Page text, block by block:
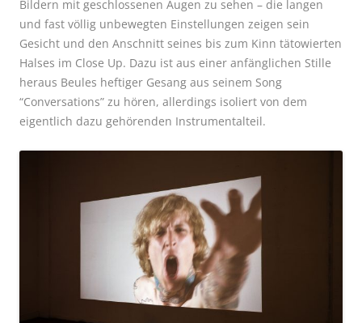
Bildern mit geschlossenen Augen zu sehen – die langen
und fast völlig unbewegten Einstellungen zeigen sein
Gesicht und den Anschnitt seines bis zum Kinn tätowierten
Halses im Close Up. Dazu ist aus einer anfänglichen Stille
heraus Beules heftiger Gesang aus seinem Song
“Conversations” zu hören, allerdings isoliert von dem
eigentlich dazu gehörenden Instrumentalteil.